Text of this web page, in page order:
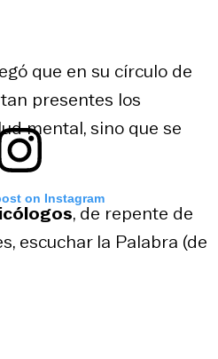
on Instagram
que en su círculo de
presentes los
mental, sino que se
, de repente de
escuchar la Palabra (de